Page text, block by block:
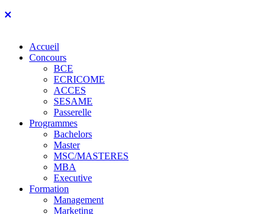
Accueil
Concours
BCE
ECRICOME
ACCES
SESAME
Passerelle
Programmes
Bachelors
Master
MSC/MASTERES
MBA
Executive
Formation
Management
Marketing